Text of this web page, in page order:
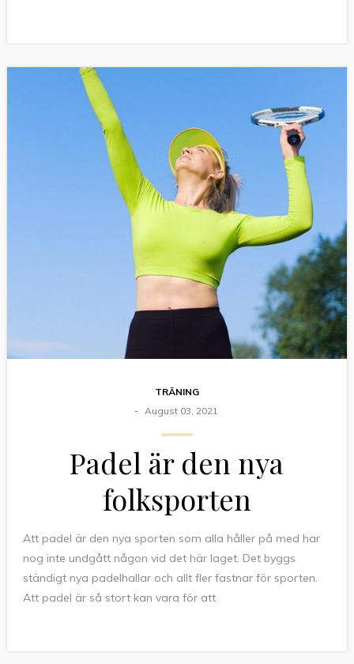
TRÄNING
August 03, 2021
Padel är den nya
folksporten
Att padel är den nya sporten som alla håller på med har
nog inte undgått någon vid det här laget. Det byggs
ständigt nya padelhallar och allt fler fastnar för sporten.
Att padel är så stort kan vara för att